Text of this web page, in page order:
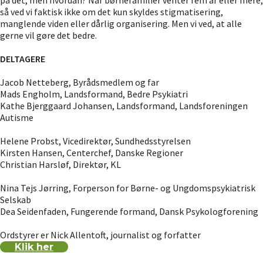
så ved vi faktisk ikke om det kun skyldes stigmatisering,
manglende viden eller dårlig organisering. Men vi ved, at alle
gerne vil gøre det bedre.
DELTAGERE
Jacob Netteberg, Byrådsmedlem og far
Mads Engholm, Landsformand, Bedre Psykiatri
Kathe Bjerggaard Johansen, Landsformand, Landsforeningen
Autisme
Helene Probst, Vicedirektør, Sundhedsstyrelsen
Kirsten Hansen, Centerchef, Danske Regioner
Christian Harsløf, Direktør, KL
Nina Tejs Jørring, Forperson for Børne- og Ungdomspsykiatrisk
Selskab
Dea Seidenfaden, Fungerende formand, Dansk Psykologforening
Ordstyrer er Nick Allentoft, journalist og forfatter
Klik her